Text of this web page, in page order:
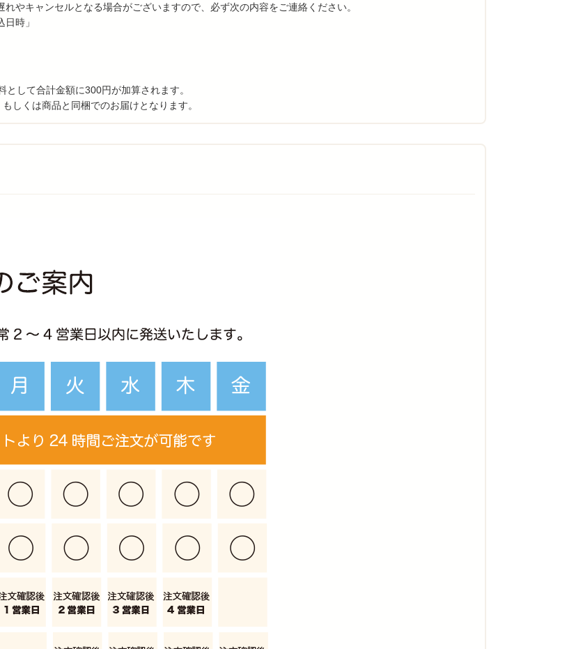
やキャンセルとなる場合がございますので、必ず次の内容をご連絡ください。
時」
して合計金額に300円が加算されます。
しくは商品と同梱でのお届けとなります。